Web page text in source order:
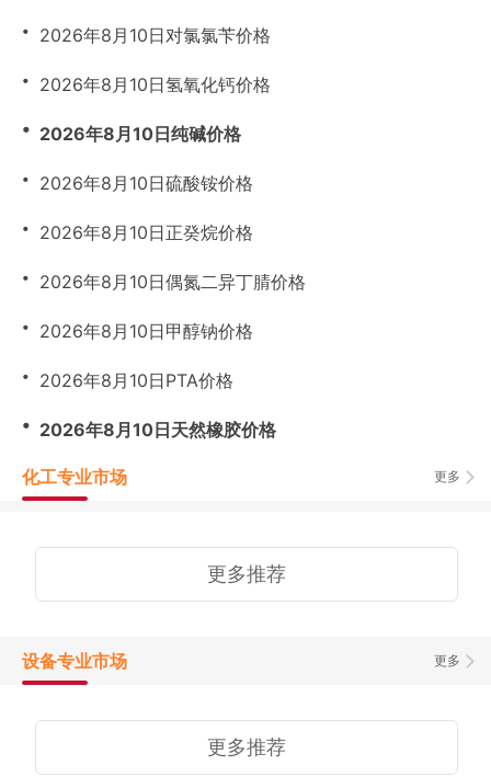
・ 2026年8月10日对氯氯苄价格
・ 2026年8月10日氢氧化钙价格
・ 2026年8月10日纯碱价格
・ 2026年8月10日硫酸铵价格
・ 2026年8月10日正癸烷价格
・ 2026年8月10日偶氮二异丁腈价格
・ 2026年8月10日甲醇钠价格
・ 2026年8月10日PTA价格
・ 2026年8月10日天然橡胶价格
更多
化工专业市场
更多推荐
更多
设备专业市场
更多推荐